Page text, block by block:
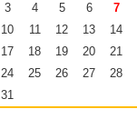
3
4 5 6 7
10
11 12 13 14
17
18 19 20 21
24
25 26 27 28
31